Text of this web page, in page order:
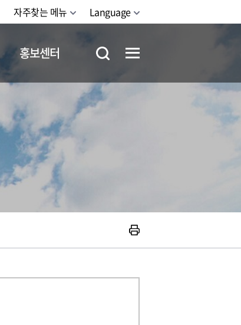
자주찾는 메뉴 Language
홍보센터